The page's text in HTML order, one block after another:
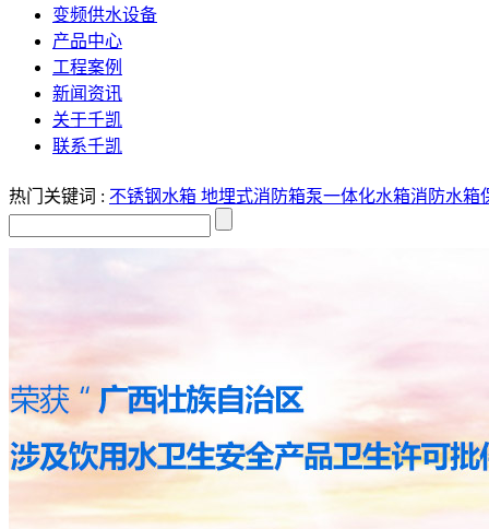
变频供水设备
产品中心
工程案例
新闻资讯
关于千凯
联系千凯
热门关键词 : 不锈钢水箱 地埋式消防箱泵一体化水箱消防水箱